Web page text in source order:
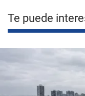
Te puede